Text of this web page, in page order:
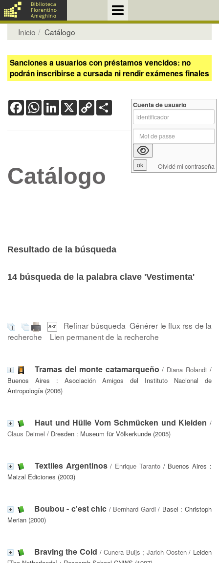
Inicio Catálogo
Sanciones a usuarios con préstamos vencidos: no
podrán inscribirse a cursada ni rendir exámenes finales
FacebookWhatsApp
LinkedIn
X Copy
Link
Catálogo
Resultado de la búsqueda
14 búsqueda de la palabra clave 'Vestimenta'
Refinar búsqueda Générer le flux rss de la
recherche
Lien permanent de la recherche
Tramas del monte catamarqueño / Diana Rolandi /
Buenos Aires : Asociación Amigos del Instituto Nacional de
Antropología (2006)
Haut und Hülle Vom Schmücken und Kleiden /
Claus Deimel / Dresden : Museum für Völkerkunde (2005)
Textiles Argentinos/ Enrique Taranto/ Buenos Aires :
Maizal Ediciones (2003)
Boubou - c'est chic / Bernhard Gardi / Basel : Christoph
Merian (2000)
Braving the Cold /Cunera Buijs ;Jarich Oosten/ Leiden
Cuenta de usuario
Olvidé mi contraseña